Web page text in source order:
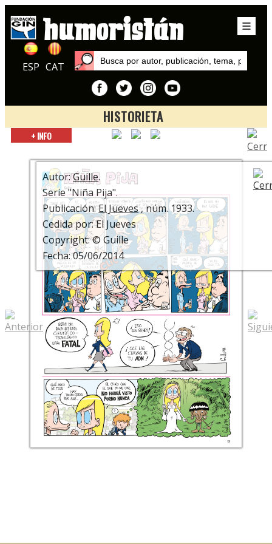
ESP CAT
HISTORIETA
Inicio
Guille
+ INFO
Autor:Guille.
Serie "Niña Pija".
Publicación:El Jueves, núm. 1933.
Cedida por: El Jueves
Copyright: © Guille
Fecha: 05/06/2014